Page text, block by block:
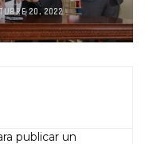
20, 2022
publicar un